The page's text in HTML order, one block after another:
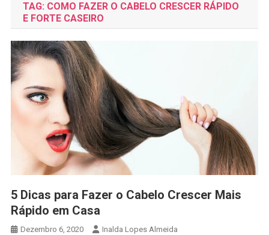
TAG: COMO FAZER O CABELO CRESCER RÁPIDO
E FORTE CASEIRO
5 Dicas para Fazer o Cabelo Crescer Mais
Rápido em Casa
Dezembro 6, 2020
Inalda Lopes Almeida